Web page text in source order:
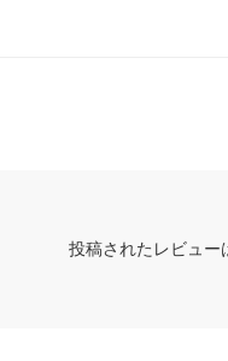
投稿されたレビュー